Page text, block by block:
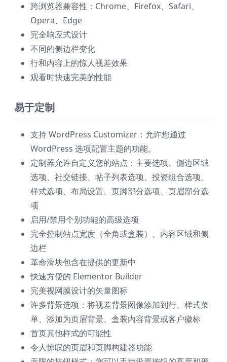
跨浏览器兼容性：Chrome、Firefox、Safari、
Opera、Edge
完全响应式设计
不同的侧边栏变化
行和内容上的惊人视差效果
观看时快速完美的性能
易于定制
支持 WordPress Customizer：允许您通过
WordPress 选项配置主题的功能。
定制器允许自定义您的站点：主要选项、侧边区域
选项、社交链接、帖子列表选项、投资组合选项、
样式选项、布局设置、页脚部分选项、页眉部分选
项
启用/禁用个别功能的高级选项
完全控制站点宽度（全角或盒装）、内容区域和侧
边栏
革命滑块包含在提供的更新中
快速方便的 Elementor Builder
完美视网膜设计的矢量图标
许多背景选项：将视差背景图像添加到行、样式菜
单、添加为页眉背景、盒装内容背景或客户徽标
首页其他样式的可能性
令人惊叹的页眉和页脚构建器功能